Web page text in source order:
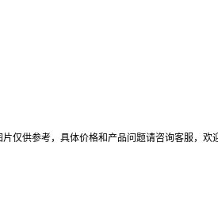
片仅供参考，具体价格和产品问题请咨询客服，欢